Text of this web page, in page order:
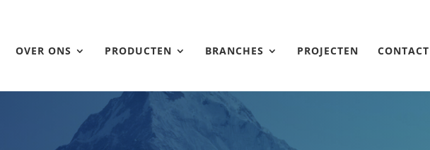
OVER ONS PRODUCTEN BRANCHES PROJECTEN CONTACT